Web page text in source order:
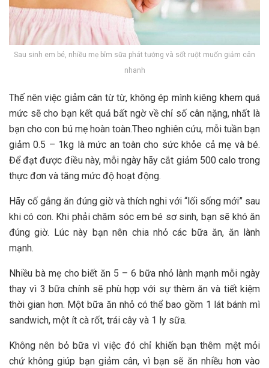
Sau sinh em bé, nhiều mẹ bỉm sữa phát tướng và sốt ruột muốn giảm cân
nhanh
Thế nên việc giảm cân từ từ, không ép mình kiêng khem quá
mức sẽ cho bạn kết quả bất ngờ về chỉ số cân nặng, nhất là
bạn cho con bú mẹ hoàn toàn.Theo nghiên cứu, mỗi tuần bạn
giảm 0.5 – 1kg là mức an toàn cho sức khỏe cả mẹ và bé.
Để đạt được điều này, mỗi ngày hãy cắt giảm 500 calo trong
thực đơn và tăng mức độ hoạt động.
Hãy cố gắng ăn đúng giờ và thích nghi với “lối sống mới” sau
khi có con. Khi phải chăm sóc em bé sơ sinh, bạn sẽ khó ăn
đúng giờ. Lúc này bạn nên chia nhỏ các bữa ăn, ăn lành
mạnh.
Nhiều bà mẹ cho biết ăn 5 – 6 bữa nhỏ lành mạnh mỗi ngày
thay vì 3 bữa chính sẽ phù hợp với sự thèm ăn và tiết kiệm
thời gian hơn. Một bữa ăn nhỏ có thể bao gồm 1 lát bánh mì
sandwich, một ít cà rốt, trái cây và 1 ly sữa.
Không nên bỏ bữa vì việc đó chỉ khiến bạn thêm mệt mỏi
chứ không giúp bạn giảm cân, vì bạn sẽ ăn nhiều hơn vào